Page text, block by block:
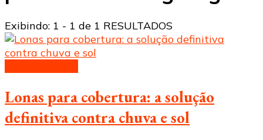
Exibindo: 1 - 1 de 1 RESULTADOS
Lonas para cobertura: a solução
definitiva contra chuva e sol